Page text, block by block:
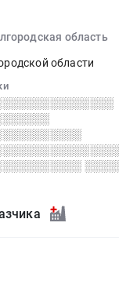
область
области